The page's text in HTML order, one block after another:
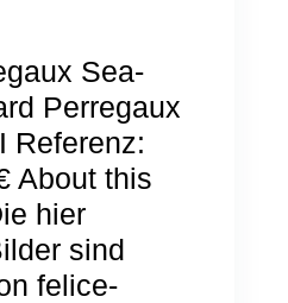
Sea-
Perregaux
Referenz:
About this
hier
sind
felice-